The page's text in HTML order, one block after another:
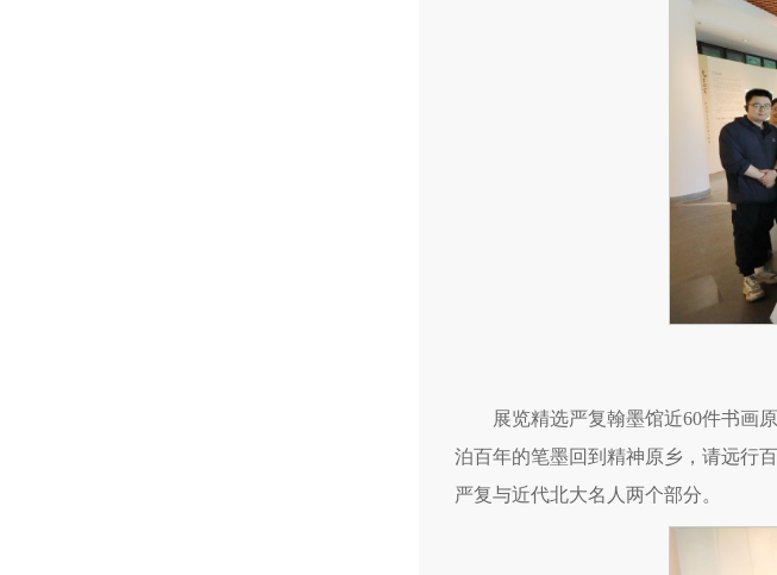
展览精选严复翰墨馆近60件书画
泊百年的笔墨回到精神原乡，请远
严复与近代北大名人两个部分。